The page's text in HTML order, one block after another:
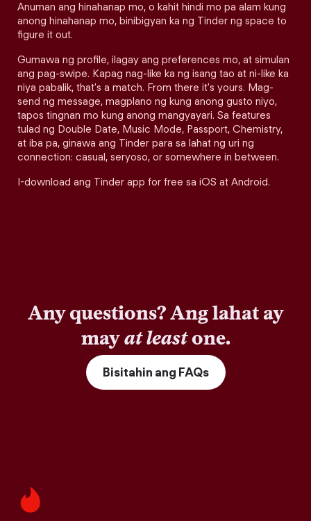
Anuman ang hinahanap mo, o kahit hindi mo pa alam kung
anong hinahanap mo, binibigyan ka ng Tinder ng space to
figure it out.
Gumawa ng profile, ilagay ang preferences mo, at simulan
ang pag-swipe. Kapag nag-like ka ng isang tao at ni-like ka
niya pabalik, that's a match. From there it's yours. Mag-
send ng message, magplano ng kung anong gusto niyo,
tapos tingnan mo kung anong mangyayari. Sa features
tulad ng Double Date, Music Mode, Passport, Chemistry,
at iba pa, ginawa ang Tinder para sa lahat ng uri ng
connection: casual, seryoso, or somewhere in between.
I-download ang Tinder app for free sa iOS at Android.
Any questions? Ang lahat ay
mayat leastone.
Bisitahin ang FAQs